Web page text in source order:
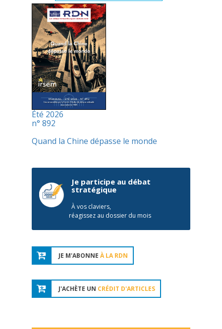
Été 2026
n° 892
Quand la Chine dépasse le monde
Je participe au débat
stratégique
À vos claviers,
réagissez au dossier du mois
JE M'ABONNE À LA RDN
J'ACHÈTE UN CRÉDIT D'ARTICLES